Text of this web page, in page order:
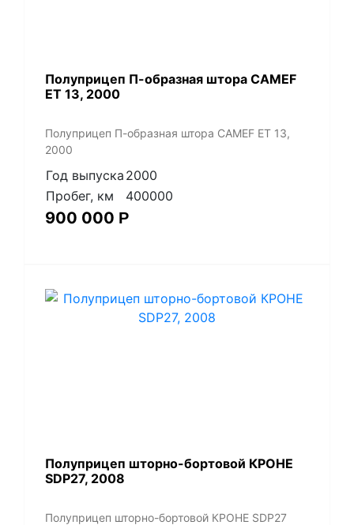
Полуприцеп П-образная штора CAMEF
ET 13, 2000
Полуприцеп П-образная штора CAMEF ET 13,
2000
Год выпуска 2000
Пробег, км
400000
900 000 Р
Полуприцеп шторно-бортовой КРОНЕ
SDP27, 2008
Полуприцеп шторно-бортовой КРОНЕ SDP27